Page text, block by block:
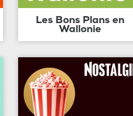
Les Bons Plans en
Wallonie